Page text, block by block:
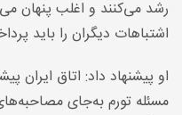
رشد می‌کنند و اغلب پنهان
اشتباهات دیگران را باید
او پیشنهاد داد: اتاق ایران
مسئله تورم به‌جای